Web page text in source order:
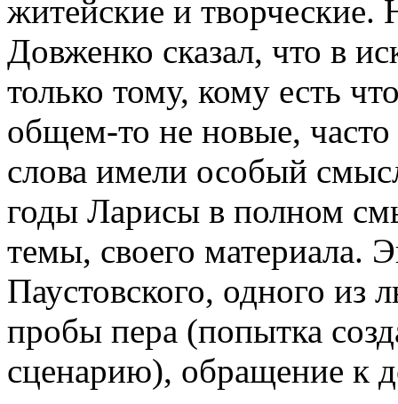
житейские и творческие.
Довженко сказал, что в
только тому, кому есть
общем-то не новые,
слова имели особый
годы Ларисы в полном
темы, своего материала.
Паустовского, одного из
пробы пера (попытка
сценарию), обращение к